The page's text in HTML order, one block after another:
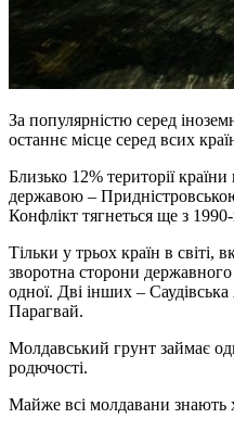
За популярністю серед
останнє місце серед всих
Близько 12% території
державою –
Конфлікт тягнеться ще з
Тільки у трьох країн в
зворотна сторони державного
одної. Дві інших –
Парагвай.
Молдавський грунт займає
родючості.
Майже всі молдавани знають